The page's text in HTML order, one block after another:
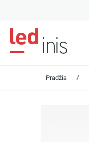
Pradžia /